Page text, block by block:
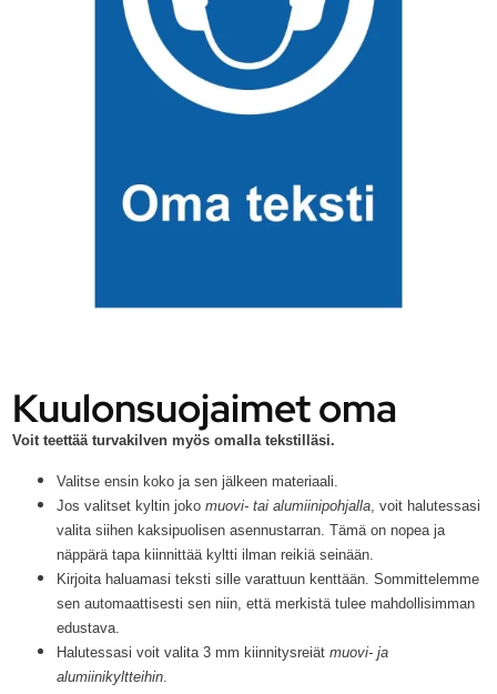
Kuulonsuojaimet oma
Voit teettää turvakilven myös omalla tekstilläsi.
Valitse ensin koko ja sen jälkeen materiaali.
Jos valitset kyltin jokomuovi- tai alumiinipohjalla , voit halutessasi
valita siihen kaksipuolisen asennustarran. Tämä on nopea ja
näppärä tapa kiinnittää kyltti ilman reikiä seinään.
Kirjoita haluamasi teksti sille varattuun kenttään. Sommittelemme
sen automaattisesti sen niin, että merkistä tulee mahdollisimman
edustava.
Halutessasi voit valita 3 mm kiinnitysreiätmuovi- ja
alumiinikyltteihin